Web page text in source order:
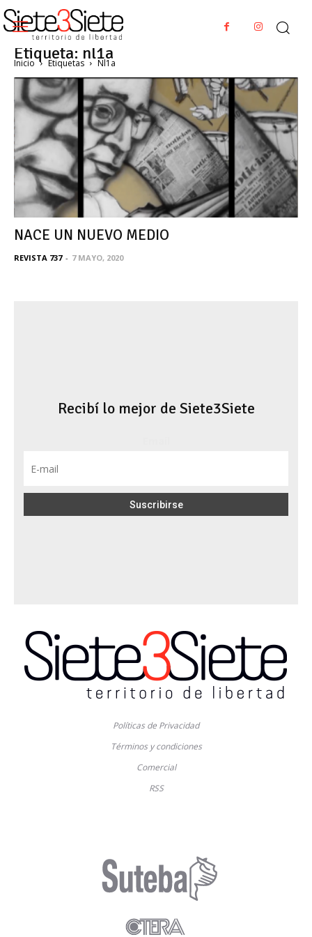
Inicio Etiquetas Nl1a
Etiqueta: nl1a
NACE UN NUEVO MEDIO
REVISTA 737 - 7 MAYO, 2020
Recibí lo mejor de Siete3Siete
Políticas de Privacidad
Términos y condiciones
Comercial
RSS